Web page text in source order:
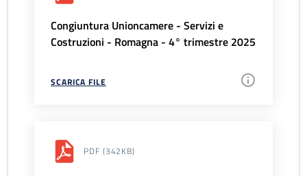
Congiuntura Unioncamere - Servizi e
Costruzioni - Romagna - 4° trimestre 2025
SCARICA FILE
PDF (342KB)